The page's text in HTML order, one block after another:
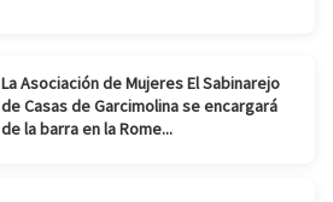
La Asociación de Mujeres El Sabinarejo
de Casas de Garcimolina se encargará
de la barra en la Rome...